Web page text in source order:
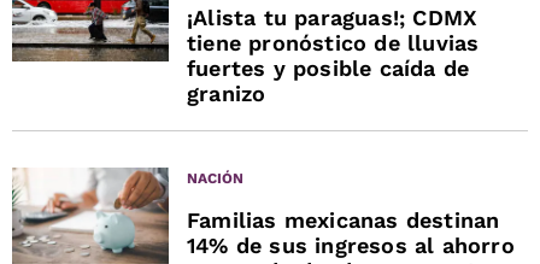
¡Alista tu paraguas!; CDMX
tiene pronóstico de lluvias
fuertes y posible caída de
granizo
NACIÓN
Familias mexicanas destinan
14% de sus ingresos al ahorro